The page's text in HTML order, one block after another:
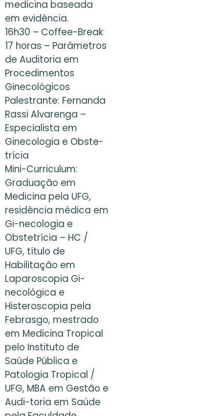
medicina baseada
em evidência.
16h30 – Coffee-Break
17 horas – Parâmetros
de Auditoria em
Procedimentos
Ginecológicos
Palestrante: Fernanda
Rassi Alvarenga –
Especialista em
Ginecologia e Obste-
trícia
Mini-Curriculum:
Graduação em
Medicina pela UFG,
residência médica em
Gi-necologia e
Obstetrícia – HC /
UFG, título de
Habilitação em
Laparoscopia Gi-
necológica e
Histeroscopia pela
Febrasgo, mestrado
em Medicina Tropical
pelo Instituto de
Saúde Pública e
Patologia Tropical /
UFG, MBA em Gestão e
Audi-toria em Saúde